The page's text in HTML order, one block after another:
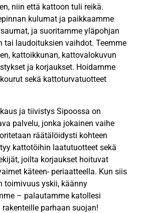
niin että kattoon tuli reikä.
kulumat ja paikkaamme
ja suoritamme yläpohjan
tai laudoituksien vaihdot. Teemme
kattoikkunan, kattovalokuvun
ja korjaukset. Hoidamme
sekä kattoturvatuotteet
ja tiivistys Sipoossa on
palvelu, jonka jokainen vaihe
räätälöidysti kohteen
kattotöihin laatutuotteet sekä
joilta korjaukset hoituvat
käteen- periaatteella. Kun siis
toimivuus yskii, käänny
– palautamme katollesi
parhaan suojan!